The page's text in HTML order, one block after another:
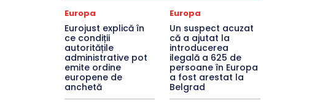
Europa
Eurojust explică în
ce condiții
autoritățile
administrative pot
emite ordine
europene de
anchetă
Europa
Un suspect acuzat
că a ajutat la
introducerea
ilegală a 625 de
persoane în Europa
a fost arestat la
Belgrad